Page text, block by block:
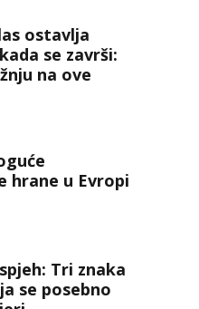
ostavlja
se završi:
na ove
hrane u Evropi
Tri znaka
se posebno